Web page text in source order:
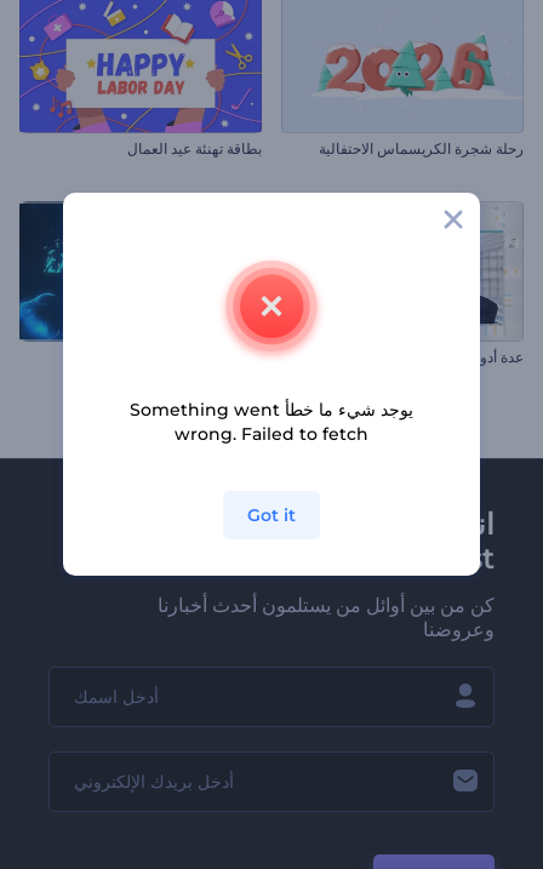
رحلة شجرة الكريسماس الاحتفالية بطاقة تهنئة عيد العمال
عدة أدوات عرض الشركة شظايا المتفجرات
انضم إلى نشرة
Renderforest الإخبارية
كن من بين أوائل من يستلمون أحدث أخبارنا
وعروضنا
يوجد شيء ما خطأ Something went
wrong. Failed to fetch
Got it